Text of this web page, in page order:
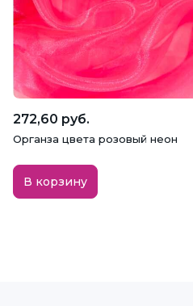
272,60 руб.
Органза цвета розовый неон
В корзину